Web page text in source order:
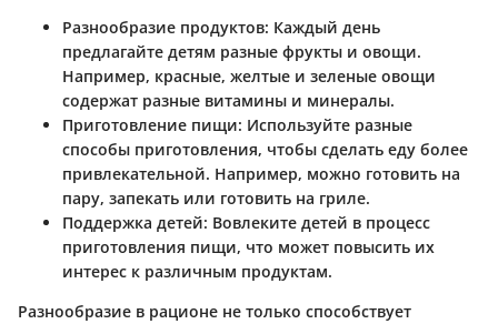
Разнообразие продуктов: Каждый день
предлагайте детям разные фрукты и овощи.
Например, красные, желтые и зеленые овощи
содержат разные витамины и минералы.
Приготовление пищи: Используйте разные
способы приготовления, чтобы сделать еду более
привлекательной. Например, можно готовить на
пару, запекать или готовить на гриле.
Поддержка детей: Вовлеките детей в процесс
приготовления пищи, что может повысить их
интерес к различным продуктам.
Разнообразие в рационе не только способствует